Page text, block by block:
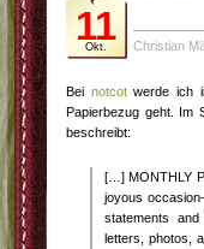
11
Okt. Christian
Bei notcotwerde ich
Papierbezug geht. Im
beschreibt:
[…] MONTHLY
joyous
statements
letters, photos,